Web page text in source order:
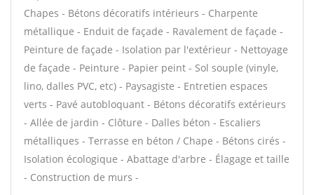
Chapes - Bétons décoratifs intérieurs - Charpente
métallique - Enduit de façade - Ravalement de façade -
Peinture de façade - Isolation par l'extérieur - Nettoyage
de façade - Peinture - Papier peint - Sol souple (vinyle,
lino, dalles PVC, etc) - Paysagiste - Entretien espaces
verts - Pavé autobloquant - Bétons décoratifs extérieurs
- Allée de jardin - Clôture - Dalles béton - Escaliers
métalliques - Terrasse en béton / Chape - Bétons cirés -
Isolation écologique - Abattage d'arbre - Élagage et taille
- Construction de murs -